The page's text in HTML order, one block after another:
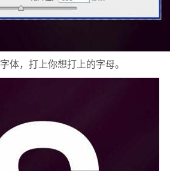
体，打上你想打上的字母。